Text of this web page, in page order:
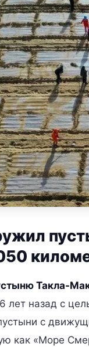
Такла-
лет назад с
с
как «Море